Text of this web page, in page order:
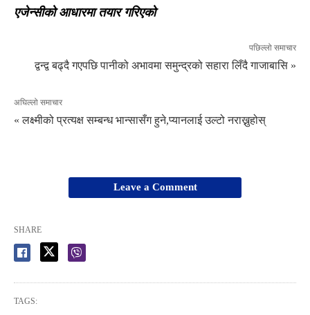
एजेन्सीको आधारमा तयार गरिएको
पछिल्लो समाचार
द्वन्द्व बढ्दै गएपछि पानीको अभावमा समुन्द्रको सहारा लिँदै गाजाबासि »
अघिल्लो समाचार
« लक्ष्मीको प्रत्यक्ष सम्बन्ध भान्सासँग हुने,प्यानलाई उल्टो नराख्नुहोस्
Leave a Comment
SHARE
TAGS: